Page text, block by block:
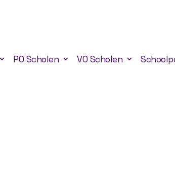
PO Scholen VO Scholen